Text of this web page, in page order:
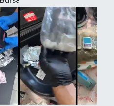
Eğitim
Sağlık
Dünya
Magazin